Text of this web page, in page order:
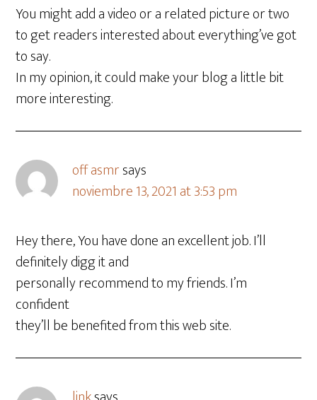
You might add a video or a related picture or two
to get readers interested about everything’ve got
to say.
In my opinion, it could make your blog a little bit
more interesting.
off asmrsays
noviembre 13, 2021 at 3:53 pm
Hey there, You have done an excellent job. I’ll
definitely digg it and
personally recommend to my friends. I’m
confident
they’ll be benefited from this web site.